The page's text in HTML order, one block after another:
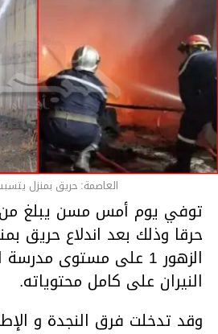
العاصمة: حريق بمنزل
حرقا وذلك بعد اندلاع حريق
الزهور 1 على مستوى
النيران على كامل محتوياته.
وقد تدخلت فرق النجدة و